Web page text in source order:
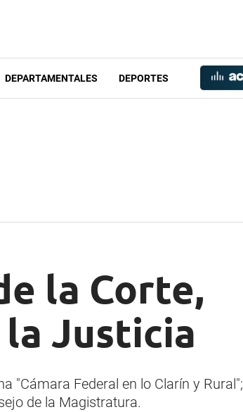
DEPARTAMENTALES DEPORTES
la Corte,
Justicia
"Cámara Federal en lo Clarín y Rural";
de la Magistratura.